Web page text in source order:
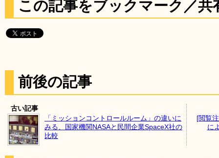
この記事をブックマーク／共
前後の記事
古い記事
「ミッションコントロールルーム」の違いに
みる、国家機関NASAと民間企業SpaceX社の
比較
[閲覧
に